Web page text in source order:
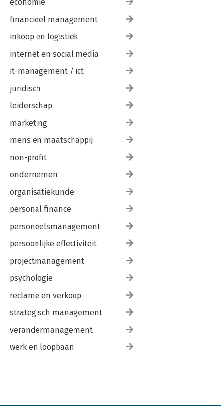
economie
financieel management
inkoop en logistiek
internet en social media
it-management / ict
juridisch
leiderschap
marketing
mens en maatschappij
non-profit
ondernemen
organisatiekunde
personal finance
personeelsmanagement
persoonlijke effectiviteit
projectmanagement
psychologie
reclame en verkoop
strategisch management
verandermanagement
werk en loopbaan